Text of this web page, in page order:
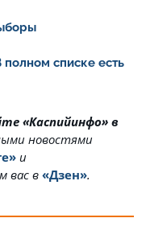
полном списке есть
«Каспийинфо» в
новостями
и
вас в«Дзен».